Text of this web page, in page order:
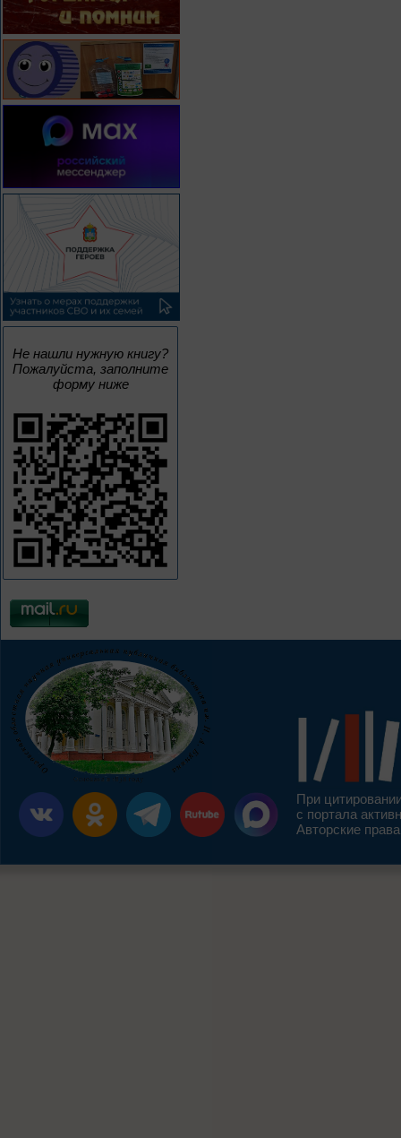
Не нашли нужную книгу?
Пожалуйста, заполните
форму ниже
При
с портала
Авторские